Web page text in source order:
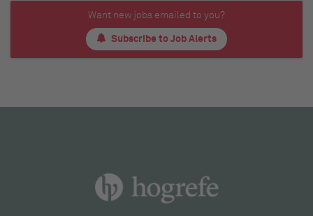
Want new jobs emailed to you?
Subscribe to Job Alerts